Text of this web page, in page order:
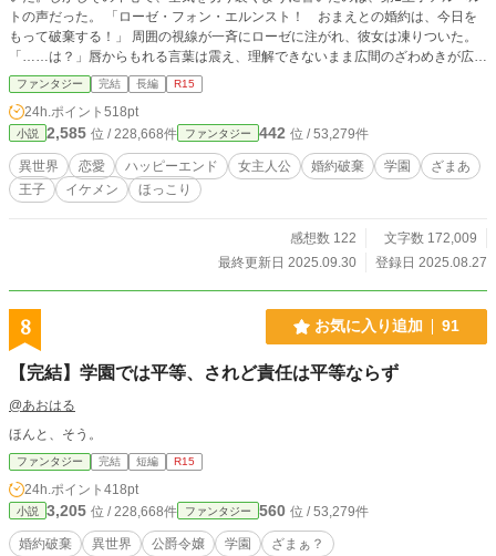
トの声だった。 「ローゼ・フォン・エルンスト！ おまえとの婚約は、今日を
もって破棄する！」 周囲の視線が一斉にローゼに注がれ、彼女は凍りついた。
「……は？」唇からもれる言葉は震え、理解できないまま広間のざわめきが広が
っていく。幼い頃から王子の隣で育ち、未来の王妃として教育を受けてきたロー
ゼ――その誇り高き公爵令嬢が、今まさに公開の場で突き放されたのだ。 アル
ベルトは勝ち誇る笑みを浮かべ、隣に立つ淡いピンク髪の少女ミーアを差し置
き、「おれはこの天使を選ぶ」と宣言した。ミーアは目を潤ませ、か細い声で応
じる。取り巻きの貴族たちも次々にローゼの罪を指摘し、アーサーやマッスルと
いった証人が証言を加えることで、非難の声は広間を震わせた。 ローゼは必死
に抗う。「わたしは何もしていない……」だが、王子の視線と群衆の圧力の前に
る。近衛兵に両腕を拘束され、引きずられるローゼ。広間には王子を讃える喝采
こもりとなった過去の記憶だった。地下牢という絶望的な空間が、彼女の心に小
さな希望を芽生えさせる。 そして――スキル《引きこもり》が発動する兆しを
見せた。絶望の牢獄は、ローゼにとって新たな力を得る場となる。《マイルー
ム》が呼び出され、誰にも侵入されない自分だけの聖域が生まれる。泣き崩れる
心に、未来への決意が灯る。ここから、ローゼの再起と逆転の物語が始まるのだ
ファンタジー 完結 長編 R15
24h.ポイント 518pt
小説 2,585 位 / 228,668件 ファンタジー 442 位 / 53,279件
異世界 恋愛 ハッピーエンド 女主人公 婚約破棄 学園
ざまあ
王子
イケメン ほっこり
感想数 122
文字数 172,009
最終更新日 2025.09.30
登録日 2025.08.27
8 お気に入り追加 91
【完結】学園では平等、されど責任は平等ならず
@あおはる
ほんと、そう。
ファンタジー 完結 短編 R15
24h.ポイント 418pt
小説 3,205 位 / 228,668件 ファンタジー 560 位 / 53,279件
婚約破棄 異世界 公爵令嬢 学園 ざまぁ？